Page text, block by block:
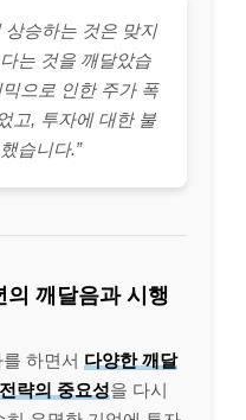
상승하는 것은 맞지
는 것을 깨달았습
으로 인한 주가 폭
고, 투자에 대한 불
습니다.”
깨달음과 시행
하면서 다양한 깨달
략의 중요성을 다시